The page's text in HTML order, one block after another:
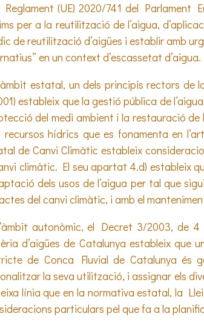
(UE) 2020/741 del Parlament
per a la reutilització de l’aigua,
de reutilització d’aigües i establir amb
en un context d’escassetat d’aigua.
estatal, un dels principis rectors de
estableix que la gestió pública de
del medi ambient i la restauració
recursos hídrics que es fonamenta en
de Canvi Climàtic estableix
climàtic. El seu apartat 4.d) estableix
dels usos de l’aigua per tal que
del canvi climàtic, i amb el
autonòmic, el Decret 3/2003, de
d’aigües de Catalunya estableix que
de Conca Fluvial de Catalunya és
la seva utilització, i assignar els
línia que en la normativa estatal, la
particulars pel que fa a la